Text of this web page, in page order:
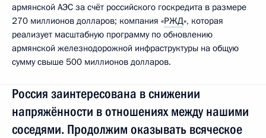
армянской АЭС за счёт российского госкредита в размере
270 миллионов долларов; компания «РЖД», которая
реализует масштабную программу по обновлению
армянской железнодорожной инфраструктуры на общую
сумму свыше 500 миллионов долларов.
Россия заинтересована в снижении
напряжённости в отношениях между нашими
соседями. Продолжим оказывать всяческое